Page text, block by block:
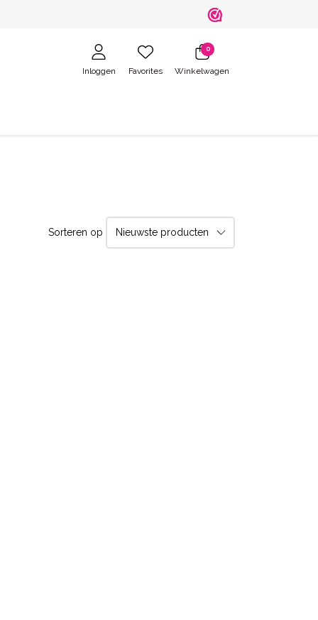
Inloggen Favorites
0
Winkelwagen
Sorteren op